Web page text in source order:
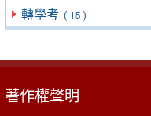
轉學考 ( 15 )
著作權聲明